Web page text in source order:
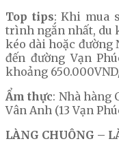
Top tips: Khi mua
trình ngắn nhất, du
kéo dài hoặc đường
đến đường Vạn
khoảng
Ẩm thực: Nhà hàng
Vân Anh (13 Vạn
LÀNG CHUÔNG –